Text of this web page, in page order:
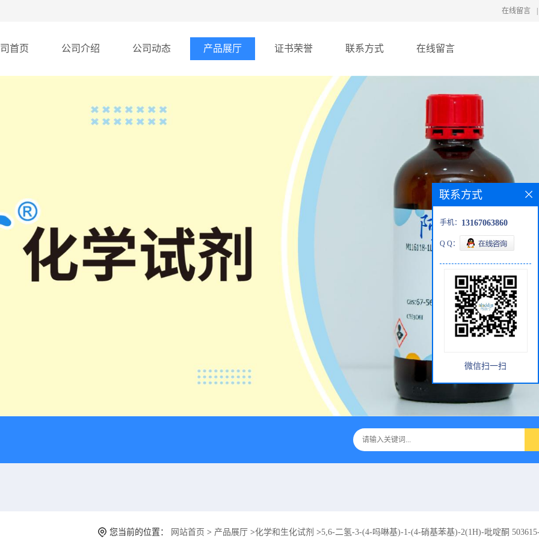
在线留言
首页 公司介绍 公司动态 产品展厅 证书荣誉 联系方式 在线留言
您当前的位置： 网站首页 > 产品展厅 >化学和生化试剂 >5,6-二氢-3-(4-吗啉基)-1-(4-硝基苯基)-2(1H)-吡啶酮
联系方式
手机： 13167063860
Q Q：
微信扫一扫